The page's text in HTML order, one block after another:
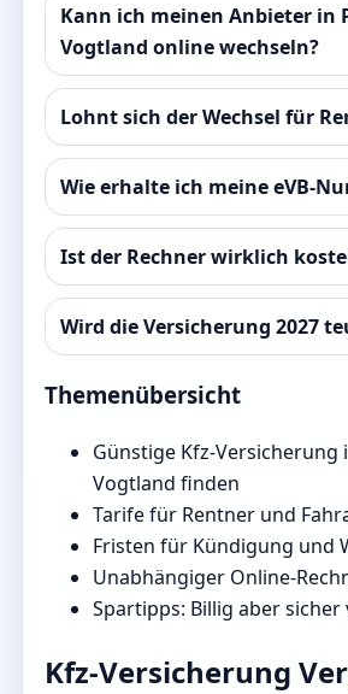
Kann ich meinen Anbieter in
Vogtland online wechseln?
Lohnt sich der Wechsel für
Wie erhalte ich meine eVB-
Ist der Rechner wirklich
Wird die Versicherung 2027
Themenübersicht
Günstige Kfz-Versicherung
Vogtland finden
Tarife für Rentner und
Fristen für Kündigung und
Unabhängiger Online-
Spartipps: Billig aber sicher
Kfz-Versicherung